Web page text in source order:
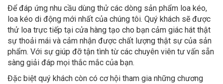
Để đáp ứng nhu cầu dùng thử các dòng sản phẩm loa kéo,
loa kéo di động mới nhất của chúng tôi. Quý khách sẽ được
thử loa trực tiếp tại cửa hàng tạo cho bạn cảm giác hát thật
sự thoải mái và cảm nhận được chất lượng thật sự của sản
phẩm. Với sự giúp đỡ tận tình từ các chuyên viên tư vấn sẵn
sàng giải đáp mọi thắc mắc của bạn.
Đặc biệt quý khách còn có cơ hội tham gia những chương